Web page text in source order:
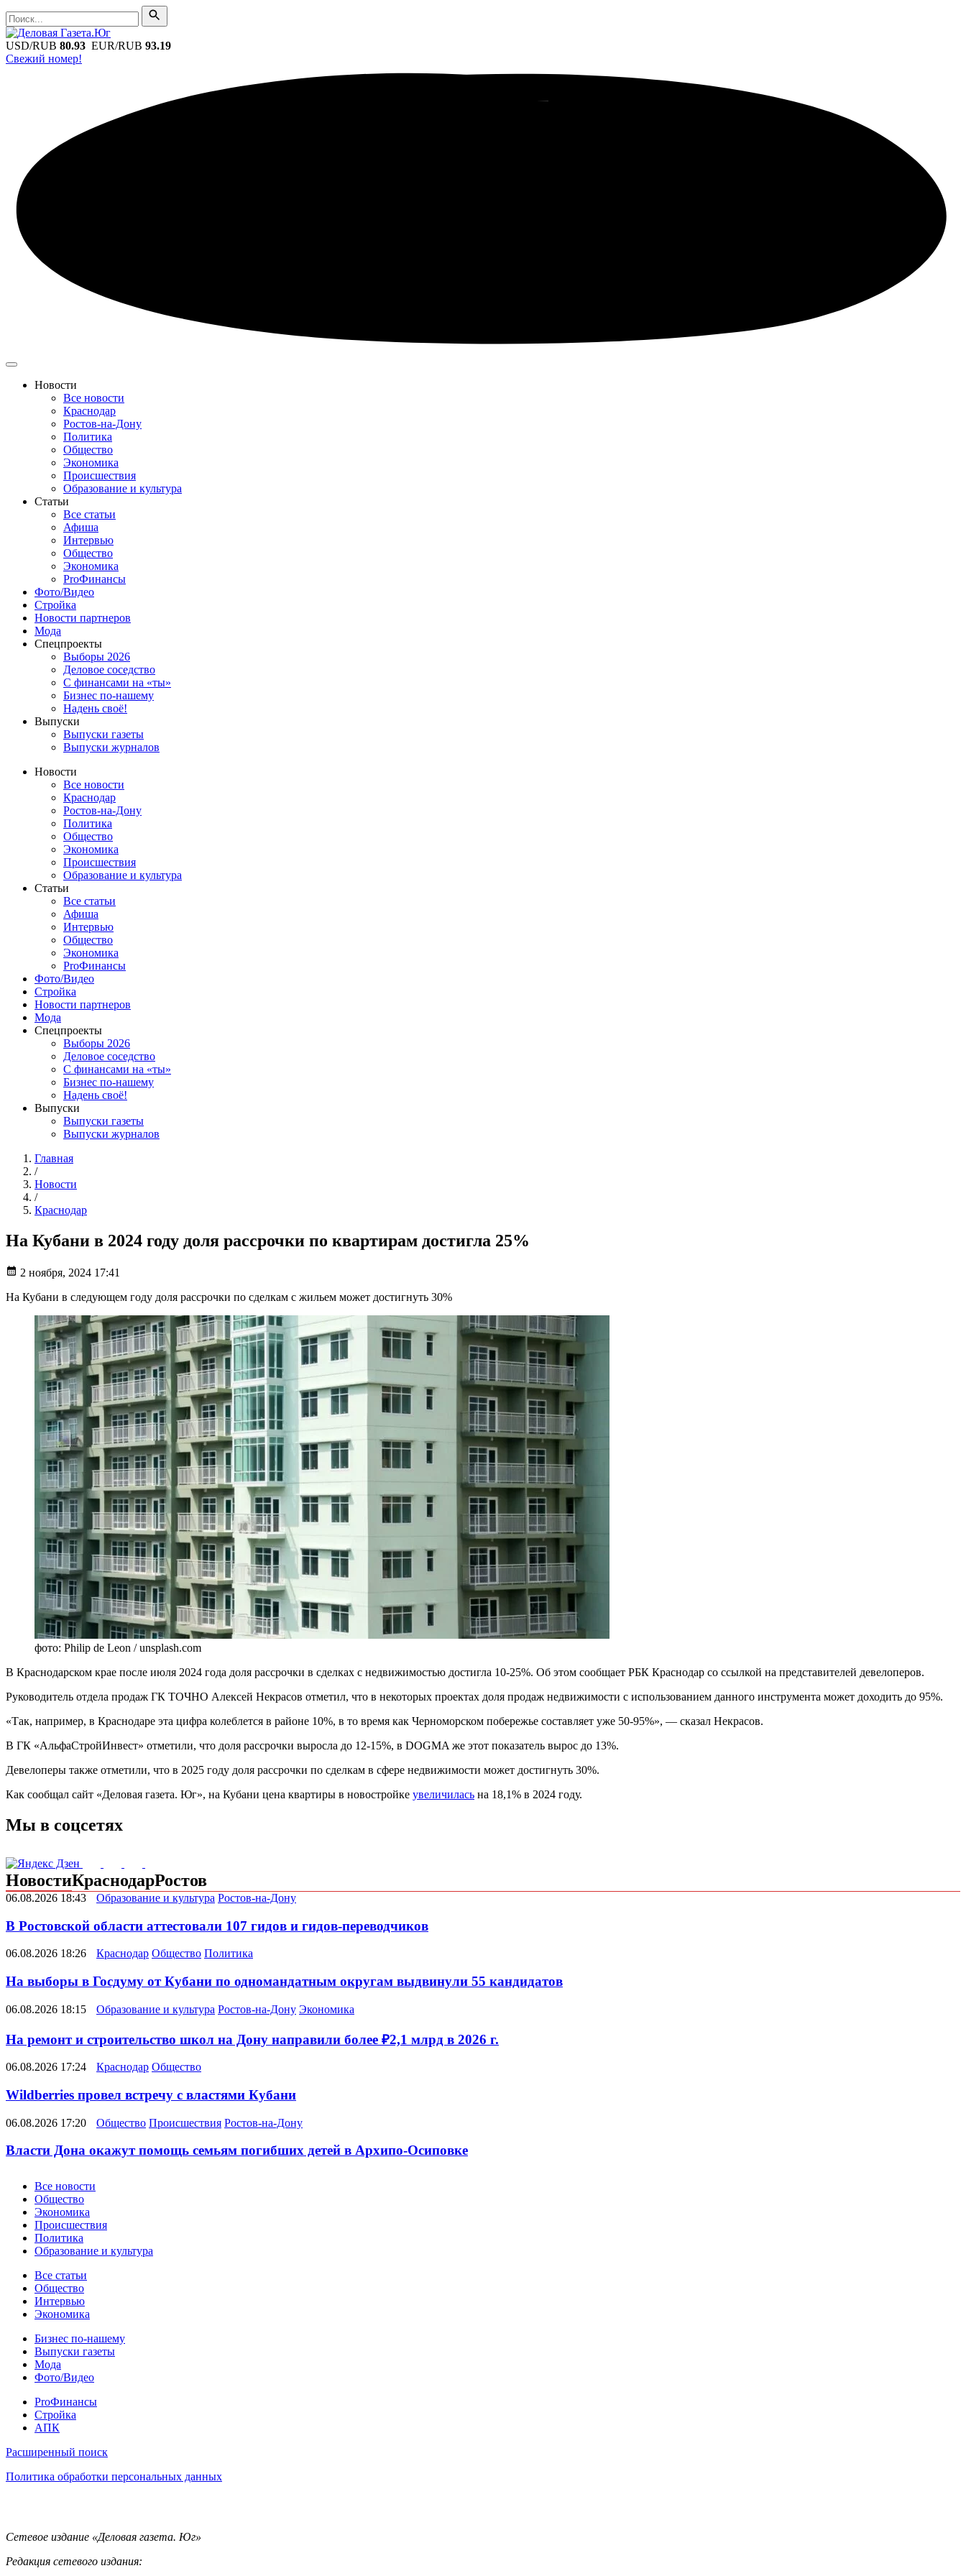
Поиск
Поиск
USD/RUB 80.93 EUR/RUB 93.19
Свежий номер!
Новости
Все новости
Краснодар
Ростов-на-Дону
Политика
Общество
Экономика
Происшествия
Образование и культура
Статьи
Все статьи
Афиша
Интервью
Общество
Экономика
ProФинансы
Фото/Видео
Стройка
Новости партнеров
Мода
Спецпроекты
Выборы 2026
Деловое соседство
С финансами на «ты»
Бизнес по-нашему
Надень своё!
Выпуски
Выпуски газеты
Выпуски журналов
Новости
Все новости
Краснодар
Ростов-на-Дону
Политика
Общество
Экономика
Происшествия
Образование и культура
Статьи
Все статьи
Афиша
Интервью
Общество
Экономика
ProФинансы
Фото/Видео
Стройка
Новости партнеров
Мода
Спецпроекты
Выборы 2026
Деловое соседство
С финансами на «ты»
Бизнес по-нашему
Надень своё!
Выпуски
Выпуски газеты
Выпуски журналов
Главная
/
Новости
/
Краснодар
На Кубани в 2024 году доля рассрочки по квартирам достигла 25%
2 ноября, 2024 17:41
На Кубани в следующем году доля рассрочки по сделкам с жильем может достигнуть 30%
фото: Philip de Leon / unsplash.com
В Краснодарском крае после июля 2024 года доля рассрочки в сделках с недвижимостью достигла 10-25%. Об этом сообщает РБК Краснодар со ссылкой на представителей девелоперов.
Руководитель отдела продаж ГК ТОЧНО Алексей Некрасов отметил, что в некоторых проектах доля продаж недвижимости с использованием данного инструмента может доходить до 95%.
«Так, например, в Краснодаре эта цифра колеблется в районе 10%, в то время как Черноморском побережье составляет уже 50-95%», — сказал Некрасов.
В ГК «АльфаСтройИнвест» отметили, что доля рассрочки выросла до 12-15%, в DOGMA же этот показатель вырос до 13%.
Девелоперы также отметили, что в 2025 году доля рассрочки по сделкам в сфере недвижимости может достигнуть 30%.
Как сообщал сайт «Деловая газета. Юг», на Кубани цена квартиры в новостройке увеличилась на 18,1% в 2024 году.
Мы в соцсетях
НовостиКраснодарРостов
06.08.2026 18:43 Образование и культура Ростов-на-Дону
В Ростовской области аттестовали 107 гидов и гидов-переводчиков
06.08.2026 18:26 Краснодар Общество Политика
На выборы в Госдуму от Кубани по одномандатным округам выдвинули 55 кандидатов
06.08.2026 18:15 Образование и культура Ростов-на-Дону Экономика
На ремонт и строительство школ на Дону направили более ₽2,1 млрд в 2026 г.
06.08.2026 17:24 Краснодар Общество
Wildberries провел встречу с властями Кубани
06.08.2026 17:20 Общество Происшествия Ростов-на-Дону
Власти Дона окажут помощь семьям погибших детей в Архипо-Осиповке
Новости
Все новости
Общество
Экономика
Происшествия
Политика
Образование и культура
Статьи
Все статьи
Общество
Интервью
Экономика
Разное
Бизнес по-нашему
Выпуски газеты
Мода
Фото/Видео
Pro
ProФинансы
Стройка
АПК
Информация
Расширенный поиск
Политика обработки персональных данных
Контакты
Сетевое издание «Деловая газета. Юг»
Редакция сетевого издания: